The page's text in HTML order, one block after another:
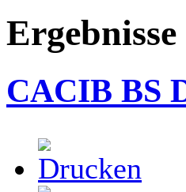
Ergebnisse
CACIB BS